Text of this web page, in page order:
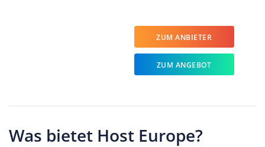
ZUM ANBIETER
ZUM ANGEBOT
Was bietet Host Europe?